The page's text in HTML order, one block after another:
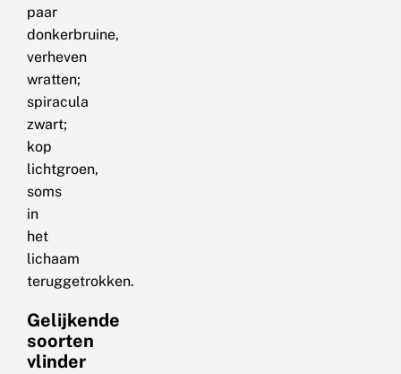
paar
donkerbruine,
verheven
wratten;
spiracula
zwart;
kop
lichtgroen,
soms
in
het
lichaam
teruggetrokken.
Gelijkende
soorten
vlinder